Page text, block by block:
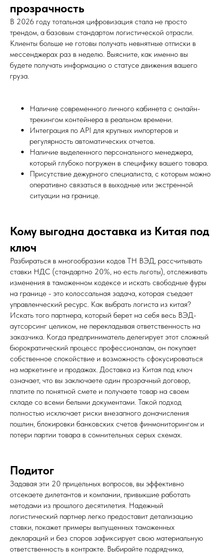
прозрачность
В 2026 году тотальная цифровизация стала не просто
трендом, а базовым стандартом логистической отрасли.
Клиенты больше не готовы получать невнятные отписки в
мессенджерах раз в неделю. Выясните, как именно вы
будете получать информацию о статусе движения вашего
груза.
Наличие современного личного кабинета с онлайн-
трекингом контейнера в реальном времени.
Интеграция по API для крупных импортеров и
регулярность автоматических отчетов.
Наличие выделенного персонального менеджера,
который глубоко погружен в специфику вашего товара.
Присутствие дежурного специалиста, с которым можно
оперативно связаться в выходные или экстренной
ситуации на границе.
Кому выгодна доставка из Китая под
ключ
Разбираться в многообразии кодов ТН ВЭД, рассчитывать
ставки НДС (стандартно 20%, но есть льготы), отслеживать
изменения в таможенном кодексе и искать свободные фуры
на границе - это колоссальная задача, которая съедает
управленческий ресурс. Как выбрать логиста из китая?
Искать того партнера, который берет на себя весь ВЭД-
аутсорсинг целиком, не перекладывая ответственность на
заказчика. Когда предприниматель делегирует этот сложный
бюрократический процесс профессионалам, он покупает
собственное спокойствие и возможность сфокусироваться
на маркетинге и продажах. Доставка из Китая под ключ
означает, что вы заключаете один прозрачный договор,
платите по понятной смете и получаете товар на своем
складе со всеми белыми документами. Такой подход
полностью исключает риски внезапного доначисления
пошлин, блокировки банковских счетов финмониторингом и
потери партии товара в сомнительных серых схемах.
Подитог
Задавая эти 20 прицельных вопросов, вы эффективно
отсекаете дилетантов и компании, привыкшие работать
методами из прошлого десятилетия. Надежный
логистический партнер легко предоставит детализацию
ставки, покажет примеры выпущенных таможенных
деклараций и без споров зафиксирует свою материальную
ответственность в контракте. Выбирайте подрядчика,